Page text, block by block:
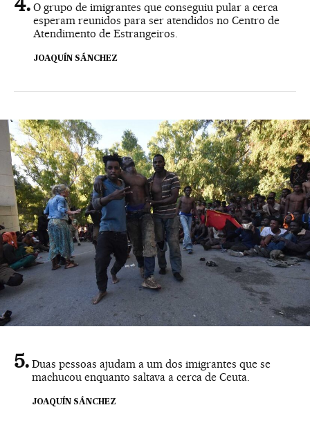
O grupo de imigrantes que conseguiu pular a cerca
esperam reunidos para ser atendidos no Centro de
Atendimento de Estrangeiros.
JOAQUÍN SÁNCHEZ
Duas pessoas ajudam a um dos imigrantes que se
machucou enquanto saltava a cerca de Ceuta.
JOAQUÍN SÁNCHEZ